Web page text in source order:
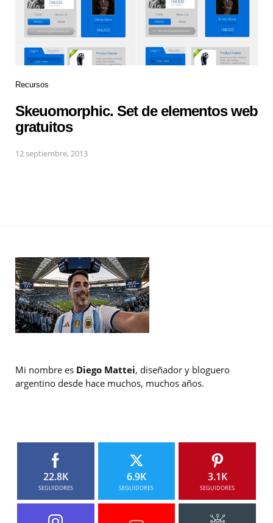
Recursos
Skeuomorphic. Set de elementos web
gratuitos
12 septiembre, 2013
Mi nombre es Diego Mattei, diseñador y bloguero
argentino desde hace muchos, muchos años.
22.8K
SEGUIDORES
6.9K
SEGUIDORES
3.1K
SEGUIDORES